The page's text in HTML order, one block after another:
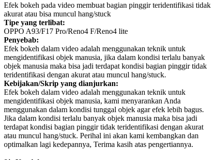
Efek bokeh pada video membuat bagian pinggir teridentifikasi tidak
akurat atau bisa muncul hang/stuck
Tipe yang terlibat:
OPPO A93/F17 Pro/Reno4 F/Reno4 lite
Penyebab:
Efek bokeh dalam video adalah menggunakan teknik untuk
mengidentifikasi objek manusia, jika dalam kondisi terlalu banyak
objek manusia maka bisa jadi terdapat kondisi bagian pinggir tidak
teridentifikasi dengan akurat atau muncul hang/stuck.
Kebijakan/Skrip yang dianjurkan:
Efek bokeh dalam video adalah menggunakan teknik untuk
mengidentifikasi objek manusia, kami menyarankan Anda
menggunakan dalam kondisi tunggal objek agar efek lebih bagus.
Jika dalam kondisi terlalu banyak objek manusia maka bisa jadi
terdapat kondisi bagian pinggir tidak teridentifikasi dengan akurat
atau muncul hang/stuck. Perihal ini akan kami kembangkan dan
optimalkan lagi kedepannya, Terima kasih atas pengertiannya.